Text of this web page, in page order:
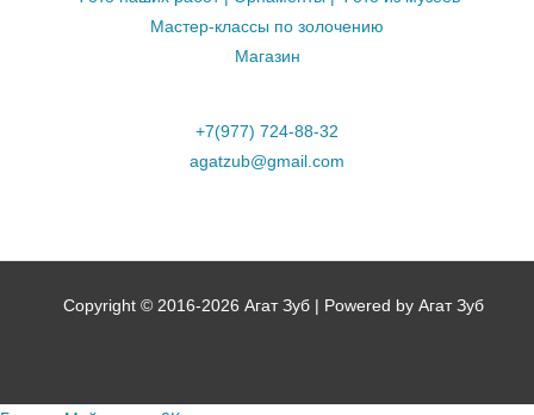
Мастер-классы по золочению
Магазин
+7(977) 724-88-32
agatzub@gmail.com
Copyright © 2016-2026 Агат Зуб | Powered by Агат Зуб